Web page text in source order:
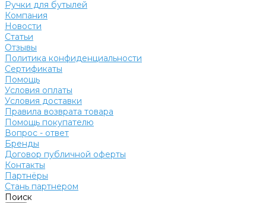
Ручки для бутылей
Компания
Новости
Статьи
Отзывы
Политика конфиденциальности
Сертификаты
Помощь
Условия оплаты
Условия доставки
Правила возврата товара
Помощь покупателю
Вопрос - ответ
Бренды
Договор публичной оферты
Контакты
Партнёры
Стань партнером
Поиск